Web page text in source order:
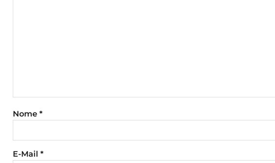
Nome *
E-Mail *